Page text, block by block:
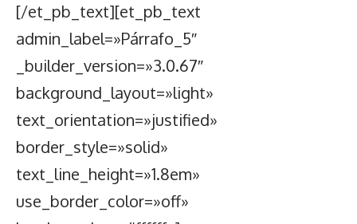
[/et_pb_text][et_pb_text
admin_label=»Párrafo_5″
_builder_version=»3.0.67″
background_layout=»light»
text_orientation=»justified»
border_style=»solid»
text_line_height=»1.8em»
use_border_color=»off»